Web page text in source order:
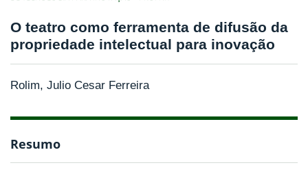
O teatro como ferramenta de difusão da
propriedade intelectual para inovação
Rolim, Julio Cesar Ferreira
Resumo